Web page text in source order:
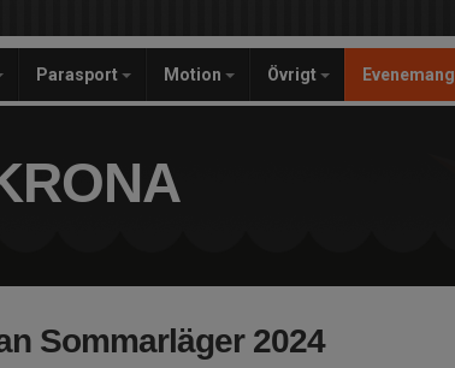
Parasport Motion Övrigt Evenemang
Sommarläger 2024